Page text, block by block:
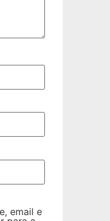
email e